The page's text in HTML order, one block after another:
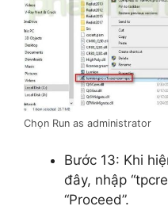
Chọn Run as administrator
Bước 13: Khi
đây, nhập
“Proceed”.